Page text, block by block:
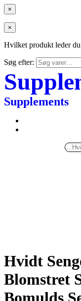
×
×
Hvilket produkt leder
Søg efter:
Supplements
Hvidt
Blomstret